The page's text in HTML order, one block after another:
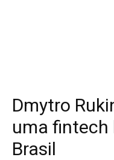
Dmytro
uma fintech
Brasil